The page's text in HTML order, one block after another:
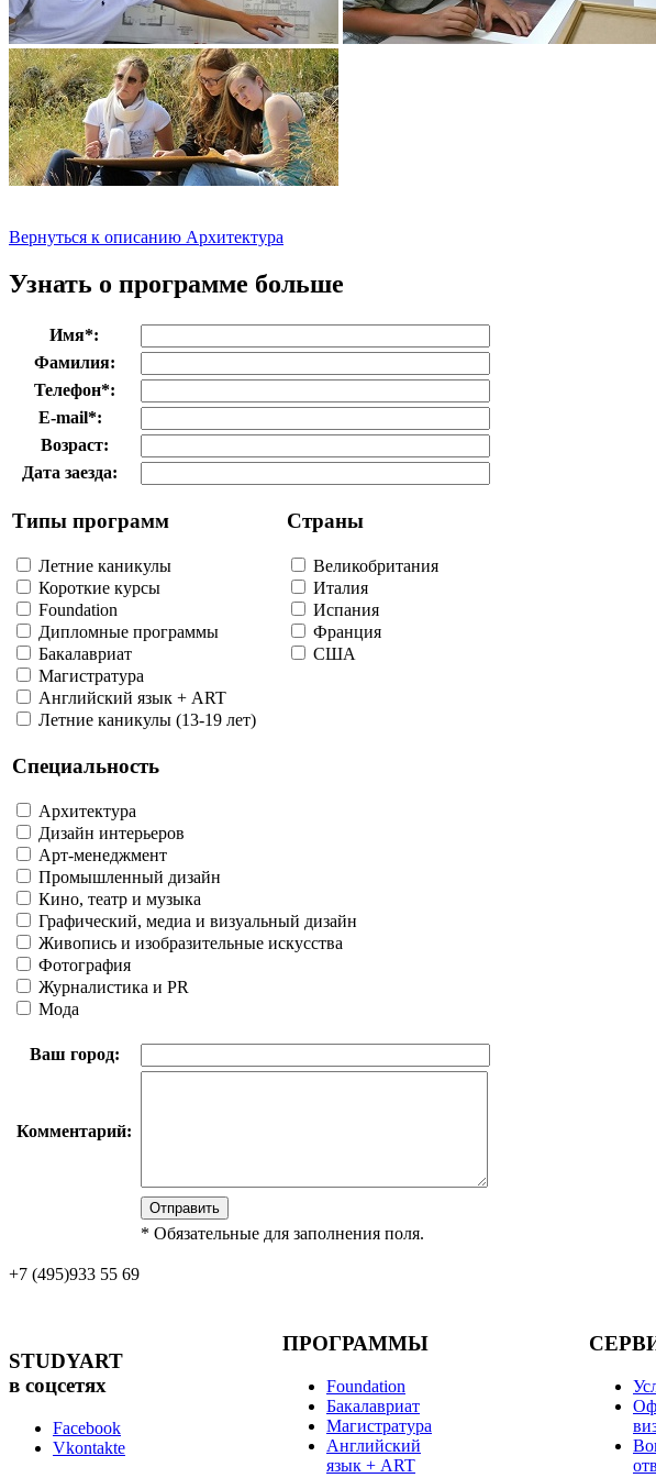
Вернуться к описанию Архитектура
Узнать о программе больше
Имя*:
Фамилия:
Телефон*:
E-mail*:
Возраст:
Дата заезда:
Типы программ
Летние каникулы
Короткие курсы
Foundation
Дипломные программы
Бакалавриат
Магистратура
Английский язык + ART
Летние каникулы (13-19 лет)
Страны
Великобритания
Италия
Испания
Франция
США
Специальность
Архитектура
Дизайн интерьеров
Арт-менеджмент
Промышленный дизайн
Кино, театр и музыка
Графический, медиа и визуальный дизайн
Живопись и изобразительные искусства
Фотография
Журналистика и PR
Мода
Ваш город:
Комментарий:
* Обязательные для заполнения поля.
+7 (495)933 55 69
STUDYART
в соцсетях
Facebook
Vkontakte
ПРОГРАММЫ
Foundation
Бакалавриат
Магистратура
Английский
язык + ART